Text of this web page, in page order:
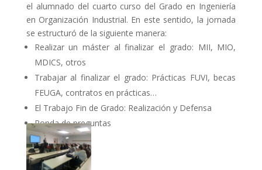
el alumnado del cuarto curso del Grado en Ingeniería
en Organización Industrial. En este sentido, la jornada
se estructuró de la siguiente manera:
Realizar un máster al finalizar el grado: MII, MIO,
MDICS, otros
Trabajar al finalizar el grado: Prácticas FUVI, becas
FEUGA, contratos en prácticas…
El Trabajo Fin de Grado: Realización y Defensa
Ronda de preguntas